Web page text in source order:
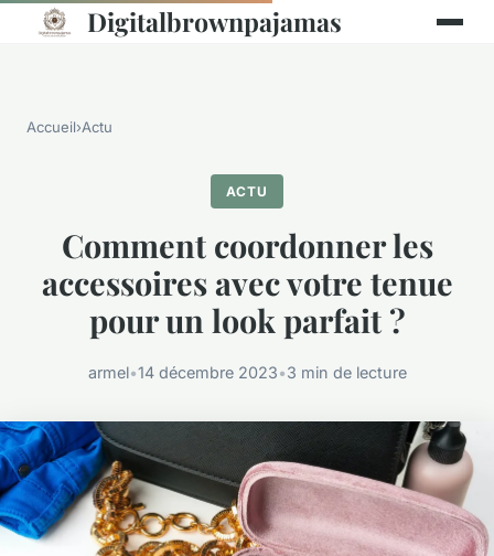
Digitalbrownpajamas
Accueil›Actu
ACTU
Comment coordonner les
accessoires avec votre tenue
pour un look parfait ?
armel•14 décembre 2023•3 min de lecture